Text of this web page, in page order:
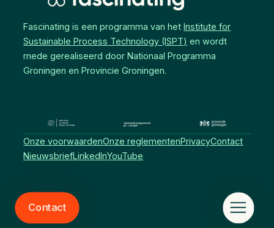
Contact
Fascinating is een programma van hetInstitute for
Sustainable Process Technology (ISPT) en wordt
mede gerealiseerd door Nationaal Programma
Groningen en Provincie Groningen.
Onze voorwaardenOnze reglementenPrivacyContact
NieuwsbriefLinkedInYouTube